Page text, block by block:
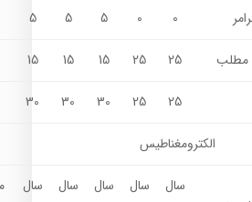
0
0
5
5
5
مطلب 25
25
15
15
15
25
25
30
30
30
الكترومغناطيس
سال سال سال سال سال